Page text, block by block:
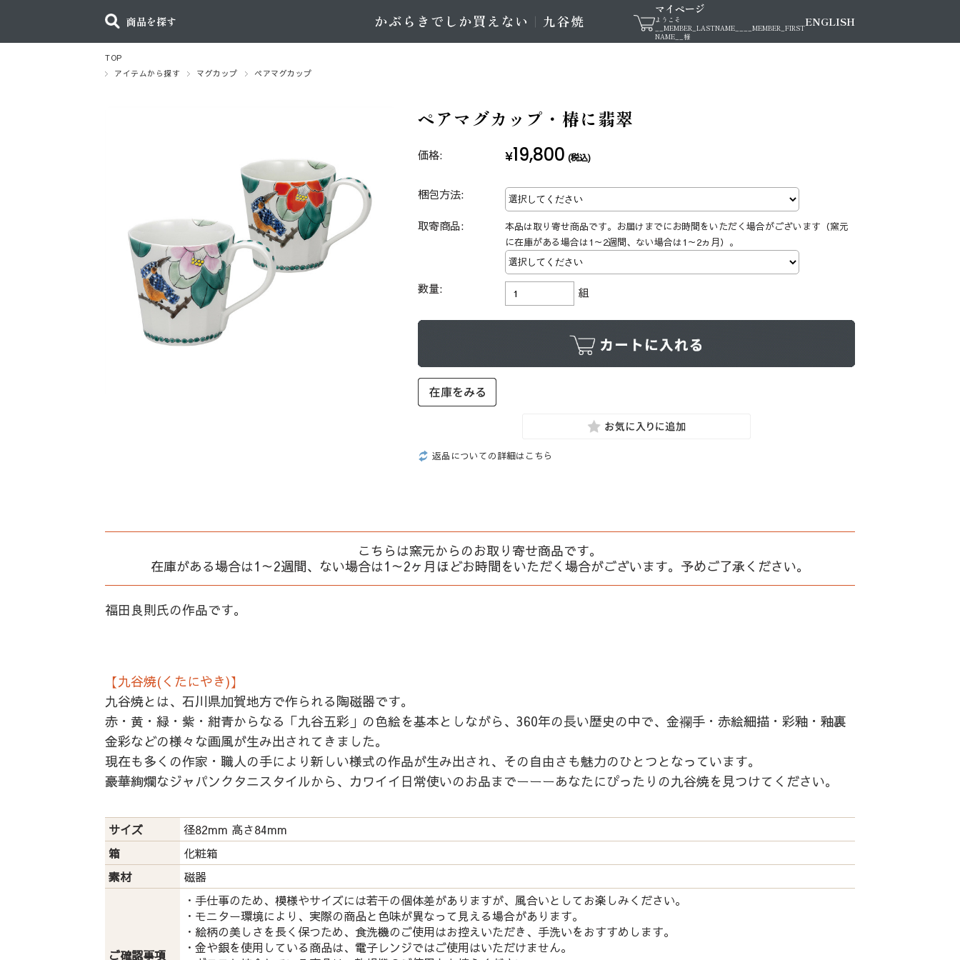
商品を探す
マイページ
ようこそ
__MEMBER_LASTNAME__
__MEMBER_FIRST
NAME__ 様
ENGLISH
TOP
アイテムから探す
マグカップ ペアマグカップ
ペアマグカップ・椿に翡翠
価格: ¥19,800 (税込)
梱包方法:
取寄商品:
本品は取り寄せ商品です。お届けまでにお時間をいただく場合がございます（窯元
に在庫がある場合は1～2週間、ない場合は1～2ヵ月）。
数量: 組
返品についての詳細はこちら
こちらは窯元からのお取り寄せ商品です。
在庫がある場合は1～2週間、ない場合は1～2ヶ月ほどお時間をいただく場合がございます。予めご了承ください。
福田良則氏の作品です。
【九谷焼(くたにやき)】
九谷焼とは、石川県加賀地方で作られる陶磁器です。
赤・黄・緑・紫・紺青からなる「九谷五彩」の色絵を基本としながら、360年の長い歴史の中で、金襴手・赤絵細描・彩釉・釉裏
金彩などの様々な画風が生み出されてきました。
現在も多くの作家・職人の手により新しい様式の作品が生み出され、その自由さも魅力のひとつとなっています。
豪華絢爛なジャパンクタニスタイルから、カワイイ日常使いのお品までーーーあなたにぴったりの九谷焼を見つけてください。
サイズ
径82mm 高さ84mm
箱
化粧箱
素材
磁器
ご確認事項
・手仕事のため、模様やサイズには若干の個体差がありますが、風合いとしてお楽しみください。
・モニター環境により、実際の商品と色味が異なって見える場合があります。
・絵柄の美しさを長く保つため、食洗機のご使用はお控えいただき、手洗いをおすすめします。
・金や銀を使用している商品は、電子レンジではご使用はいただけません。